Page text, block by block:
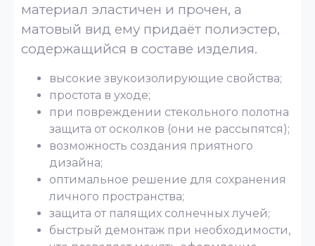
материал эластичен и прочен, а
матовый вид ему придаёт полиэстер,
содержащийся в составе изделия.
высокие звукоизолирующие свойства;
простота в уходе;
при повреждении стекольного полотна
защита от осколков (они не рассыпятся);
возможность создания приятного
дизайна;
оптимальное решение для сохранения
личного пространства;
защита от палящих солнечных лучей;
быстрый демонтаж при необходимости,